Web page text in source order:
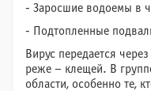
- Заросшие водоемы в
- Подтопленные
Вирус передается
реже – клещей. В
области, особенно те,